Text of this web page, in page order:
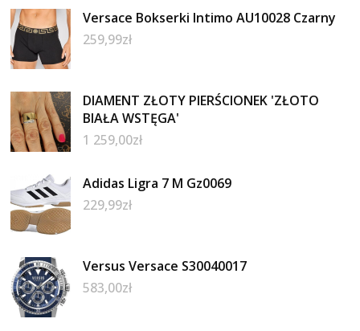
Versace Bokserki Intimo AU10028 Czarny
259,99zł
DIAMENT ZŁOTY PIERŚCIONEK 'ZŁOTO
BIAŁA WSTĘGA'
1 259,00zł
Adidas Ligra 7 M Gz0069
229,99zł
Versus Versace S30040017
583,00zł